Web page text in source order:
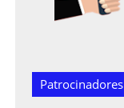
Patrocinadores